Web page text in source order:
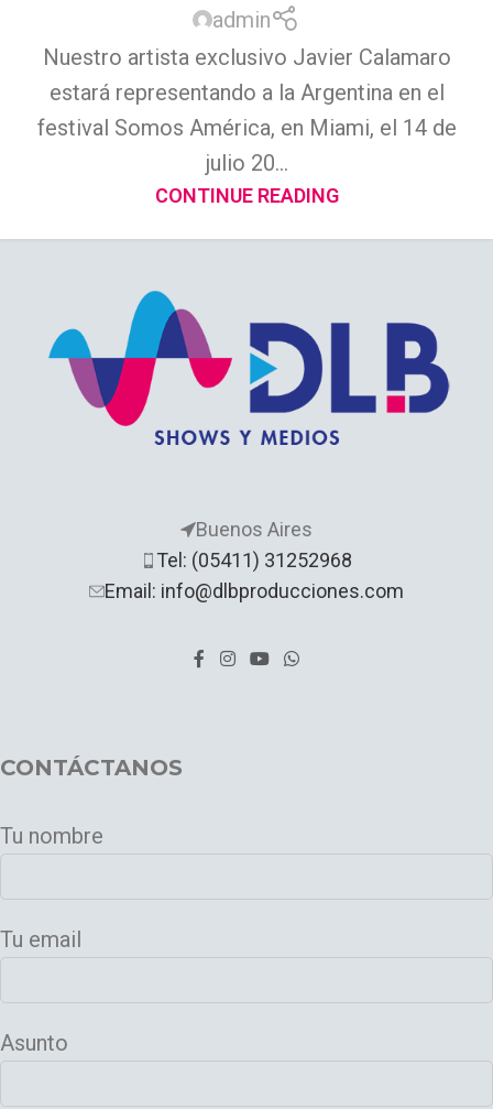
admin
Nuestro artista exclusivo Javier Calamaro
estará representando a la Argentina en el
festival Somos América, en Miami, el 14 de
julio 20...
CONTINUE READING
Buenos Aires
Tel: (05411) 31252968
Email: info@dlbproducciones.com
CONTÁCTANOS
Tu nombre
Tu email
Asunto